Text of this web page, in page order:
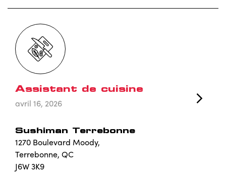
Assistant de cuisine
avril 16, 2026
Sushiman Terrebonne
1270 Boulevard Moody,
Terrebonne, QC
J6W 3K9